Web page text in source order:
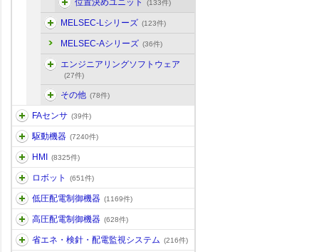
位置決めユニット (133件)
MELSEC-Lシリーズ (123件)
MELSEC-Aシリーズ (36件)
エンジニアリングソフトウェア
(27件)
その他 (78件)
FAセンサ (39件)
駆動機器 (7240件)
HMI (8325件)
ロボット (651件)
低圧配電制御機器 (1169件)
高圧配電制御機器 (628件)
省エネ・検針・配電監視システム (216件)